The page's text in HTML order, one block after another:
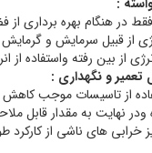
فقط در هنگام بهره برداری
از قبیل سرمایش و
از بین رفته واستفاده از
و نگهداری :
از تاسیسات موجب كاهش
ودر نهایت به مقدار قابل
های ناشی از كاركرد